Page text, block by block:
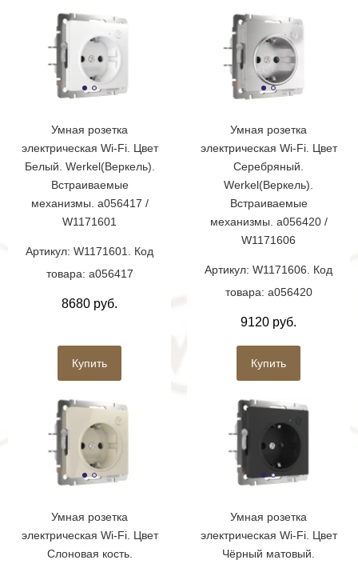
Умная розетка
электрическая Wi-Fi. Цвет
Белый. Werkel(Веркель).
Встраиваемые
механизмы. a056417 /
W1171601
Артикул: W1171601. Код
товара: a056417
8680 руб.
Купить
Умная розетка
электрическая Wi-Fi. Цвет
Серебряный.
Werkel(Веркель).
Встраиваемые
механизмы. a056420 /
W1171606
Артикул: W1171606. Код
товара: a056420
9120 руб.
Купить
Умная розетка
электрическая Wi-Fi. Цвет
Слоновая кость.
Умная розетка
электрическая Wi-Fi. Цвет
Чёрный матовый.